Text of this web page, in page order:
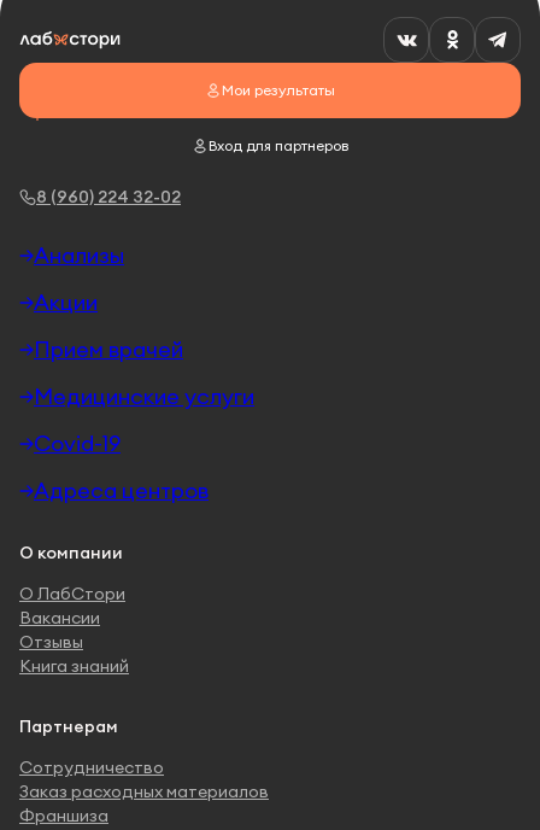
8 (960) 224 32-02
Мои результаты
Вход для партнеров
Анализы
Акции
Прием врачей
Медицинские услуги
Covid-19
Адреса центров
О компании
О ЛабСтори
Вакансии
Отзывы
Книга знаний
Партнерам
Сотрудничество
Заказ расходных материалов
Франшиза